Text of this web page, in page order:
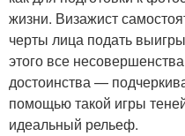
жизни. Визажист
черты лица подать
этого все
достоинства —
помощью такой игры
идеальный рельеф.